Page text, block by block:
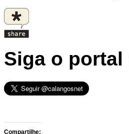
Siga o
Compartilhe: